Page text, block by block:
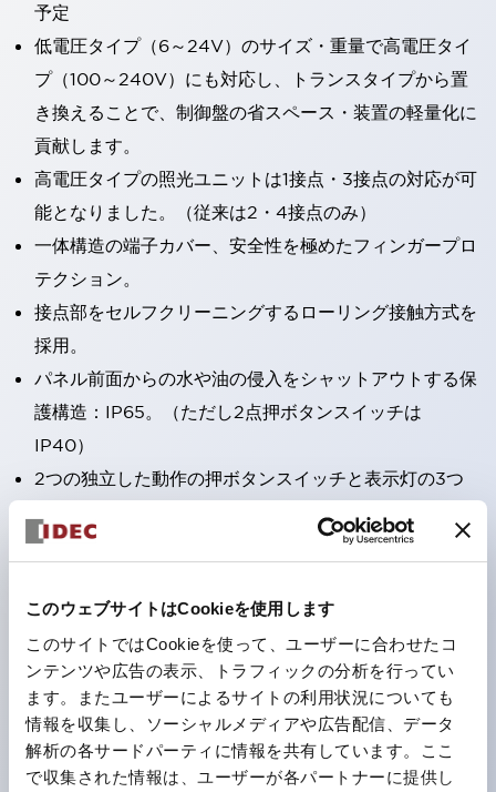
このウェブサイトはCookieを使用します
このサイトではCookieを使って、ユーザーに合わせたコ
ンテンツや広告の表示、トラフィックの分析を行ってい
ます。またユーザーによるサイトの利用状況についても
情報を収集し、ソーシャルメディアや広告配信、データ
解析の各サードパーティに情報を共有しています。ここ
で収集された情報は、ユーザーが各パートナーに提供し
予定
低電圧タイプ（6～24V）のサイズ・重量で高電圧タイ
プ（100～240V）にも対応し、トランスタイプから置
き換えることで、制御盤の省スペース・装置の軽量化に
貢献します。
高電圧タイプの照光ユニットは1接点・3接点の対応が可
能となりました。（従来は2・4接点のみ）
一体構造の端子カバー、安全性を極めたフィンガープロ
テクション。
接点部をセルフクリーニングするローリング接触方式を
採用。
パネル前面からの水や油の侵入をシャットアウトする保
護構造：IP65。（ただし2点押ボタンスイッチは
IP40）
2つの独立した動作の押ボタンスイッチと表示灯の3つ
の機能を1つのスイッチで可能にした2点押ボタンスイッ
チも完備。
1つで6色の役をこなすLED球（LSRD球）。これまで色
ごとに分かれていたLED球を、1色のLED球で各色を表
現できるようにしました。
カラーユニバーサルデザインに対応。表示灯（角平形）
の点灯/消灯の認識および、点灯時のランプ色の識別が
対応。